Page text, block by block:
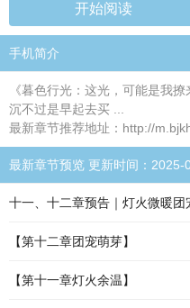
开始阅读
手机简介
《暮色行光：这光，可能是我
沉不过是早起去买 ...
最新章节推荐地址：http://
最新章节预览 更新时间：2025-
十一、十二章预告｜灯火微暖
【第十二章团宠萌芽】
【第十一章灯火余温】